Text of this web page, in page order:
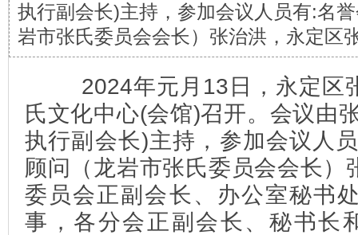
执行副会长)主持，参加会议人员有:名
岩市张氏委员会会长）张治洪，永定区
2024年元月13日，永定区
氏文化中心(会馆)召开。会议由
执行副会长)主持，参加会议人
顾问（龙岩市张氏委员会会长）
委员会正副会长、办公室秘书
事，各分会正副会长、秘书长